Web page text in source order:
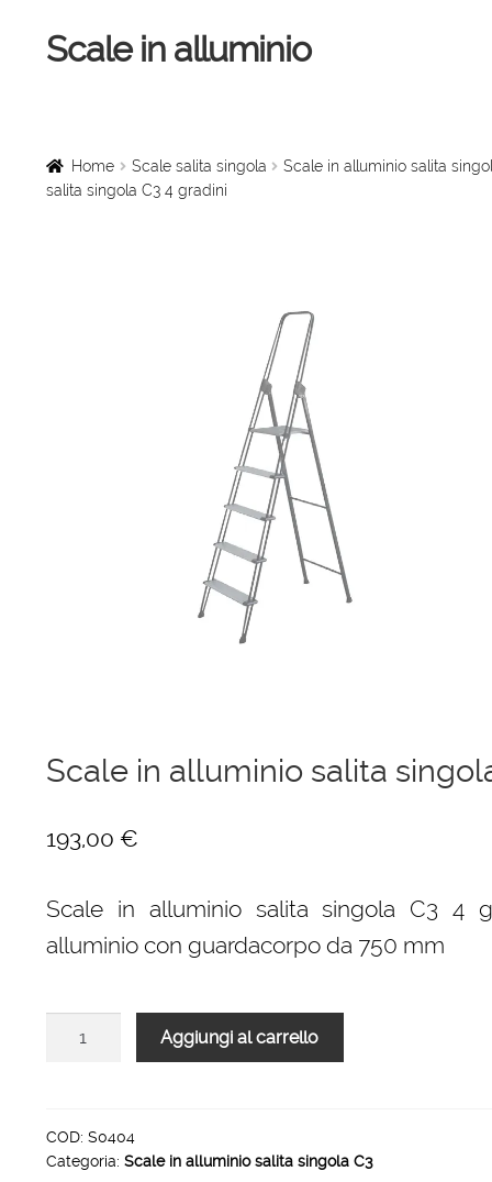
Vai
alla
Vai
al
Scale in alluminio
Scale a chiocciola
Parapetti Ringhiere Balaustre in acciaio e alluminio
Home Scale salita singola
Scale in alluminio salita
salita singola C3 4 gradini
Scale in alluminio salita
193,00 €
Scale in alluminio salita singola C3 4
alluminio con guardacorpo da 750 mm
singola
C3
Aggiungi al carrello
COD: S0404
Categoria: Scale in alluminio salita singola C3